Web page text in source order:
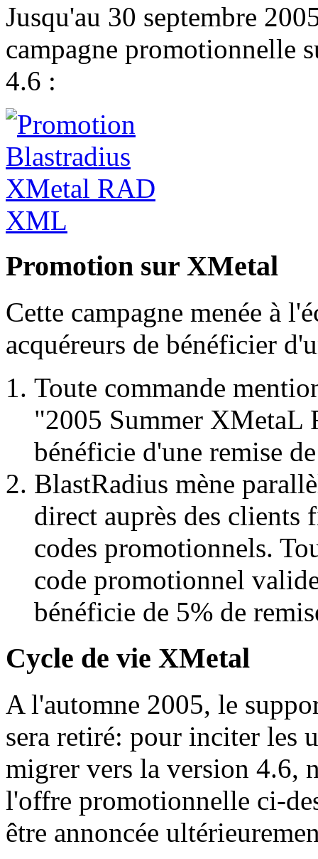
Jusqu'au 30 septembre
campagne promotionnelle
4.6 :
Promotion sur XMetal
Cette campagne menée à
acquéreurs de bénéficier
Toute commande
"2005 Summer XMetaL
bénéficie d'une remise
BlastRadius mène
direct auprès des clients
codes promotionnels.
code promotionnel
bénéficie de 5% de
Cycle de vie XMetal
A l'automne 2005, le
sera retiré: pour inciter les
migrer vers la version 4.6,
l'offre promotionnelle ci-
être annoncée